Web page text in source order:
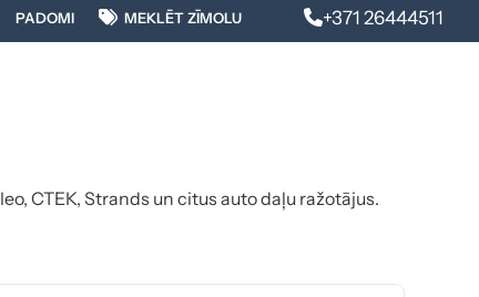
PADOMI MEKLĒT ZĪMOLU +371 26444511
CTEK, Strands un citus auto daļu ražotājus.